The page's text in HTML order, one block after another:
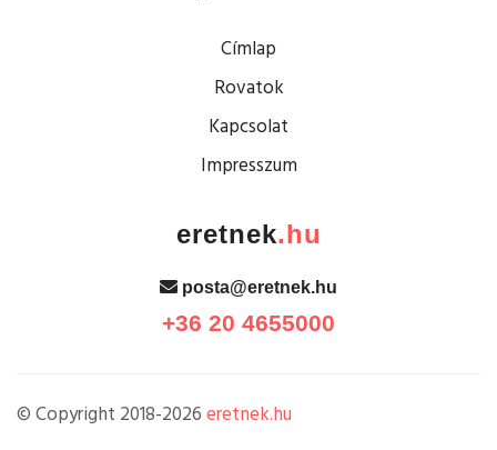
Címlap
Rovatok
Kapcsolat
Impresszum
eretnek.hu
posta@eretnek.hu
+36 20 4655000
© Copyright 2018-2026eretnek.hu